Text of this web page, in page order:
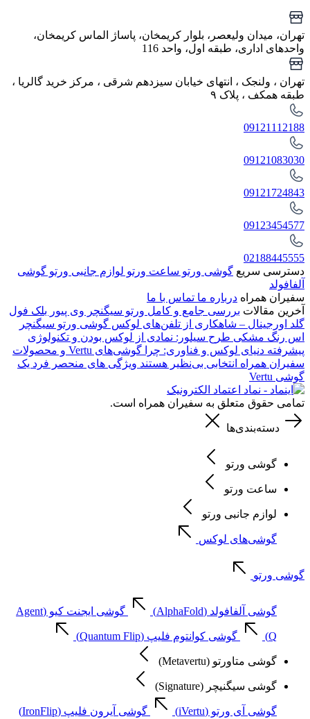
تهران، میدان ولیعصر، بلوار کریمخان، پاساژ الماس کریمخان،
واحدهای اداری، طبقه اول، واحد 116
تهران ، ولنجک‌ ، انتهای خیابان سیزدهم شرقی ، مرکز خرید گالریا ،
طبقه همکف ، پلاک ۹
09121112188
09121083030
09121724843
09123454577
02188445555
دسترسی سریع گوشی ورتو ساعت ورتو لوازم جانبی ورتو گوشی
آلفافولد
سفیران همراه درباره ما تماس با ما
آخرین مقالات بررسی جامع و کامل ورتو سیگنچر وی پیور بلک فول
گلد اورجینال – شاهکاری از تلفن‌های لوکس گوشی ورتو سیگنچر
اس رنگ مشکی طرح سیلور: نمادی از لوکس بودن و تکنولوژی
پیشرفته
دنیای لوکس و فناوری: چرا گوشی‌های Vertu و محصولات
سفیران همراه انتخابی بی‌نظیر هستند ویژگی های منحصر فرد یک
گوشی Vertu
تمامی حقوق متعلق به سفیران همراه است.
دسته‌بندی‌ها
گوشی ورتو
ساعت ورتو
لوازم جانبی ورتو
گوشی‌های لوکس
گوشی ورتو
گوشی آلفافولد (AlphaFold) گوشی ایجنت کیو (Agent
Q) گوشی کوانتوم فلیپ (Quantum Flip)
گوشی متاورتو (Metavertu)
گوشی سیگنیچر (Signature)
گوشی آی ورتو (iVertu) گوشی آیرون فلیپ (IronFlip)